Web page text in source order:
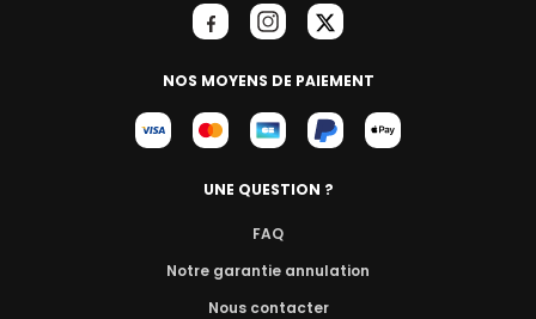
NOS MOYENS DE PAIEMENT
UNE QUESTION ?
FAQ
Notre garantie annulation
Nous contacter